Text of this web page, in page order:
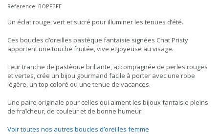
Reference: BOPFBFE
Un éclat rouge, vert et sucré pour illuminer les tenues d’été.
Ces boucles d’oreilles pastèque fantaisie signées Chat Pristy
apportent une touche fruitée, vive et joyeuse au visage.
Leur tranche de pastèque brillante, accompagnée de perles rouges
et vertes, crée un bijou gourmand facile à porter avec une robe
légère, un top coloré ou une tenue de vacances.
Une paire originale pour celles qui aiment les bijoux fantaisie pleins
de fraîcheur, de couleur et de bonne humeur.
Voir toutes nos autres boucles d’oreilles femme